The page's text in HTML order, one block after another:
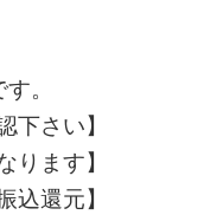
。
さい】
ます】
還元】